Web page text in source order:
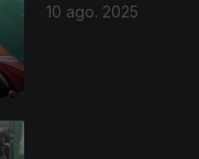
10 ago. 2025